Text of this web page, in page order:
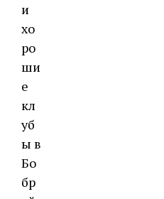
и
хо
ро
ши
е
кл
уб
ы в
Бо
бр